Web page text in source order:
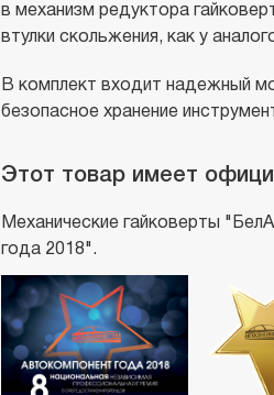
в механизм редуктора
втулки скольжения, как у
В комплект входит надежный
безопасное хранение
Этот товар имеет
Механические гайковерты
года 2018".